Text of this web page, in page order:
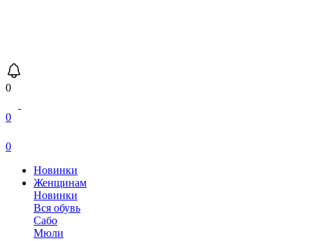
0
0
0
Новинки
Женщинам
Новинки
Вся обувь
Сабо
Мюли